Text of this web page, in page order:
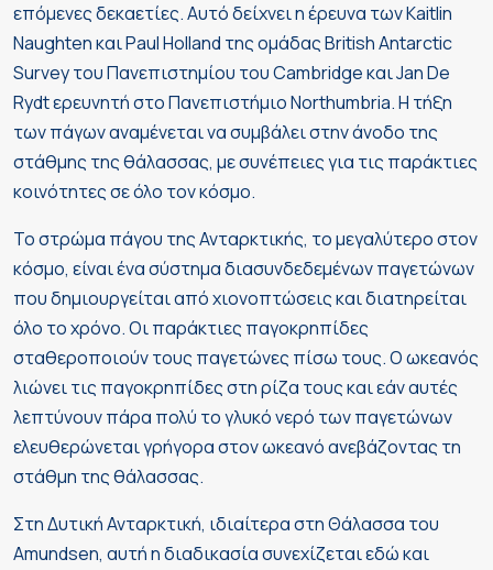
επόμενες δεκαετίες. Αυτό δείχνει η έρευνα των Kaitlin
Naughten και Paul Holland της ομάδας British Antarctic
Survey του Πανεπιστημίου του Cambridge και Jan De
Rydt ερευνητή στο Πανεπιστήμιο Northumbria. Η τήξη
των πάγων αναμένεται να συμβάλει στην άνοδο της
στάθμης της θάλασσας, με συνέπειες για τις παράκτιες
κοινότητες σε όλο τον κόσμο.
Το στρώμα πάγου της Ανταρκτικής, το μεγαλύτερο στον
κόσμο, είναι ένα σύστημα διασυνδεδεμένων παγετώνων
που δημιουργείται από χιονοπτώσεις και διατηρείται
όλο το χρόνο. Οι παράκτιες παγοκρηπίδες
σταθεροποιούν τους παγετώνες πίσω τους. Ο ωκεανός
λιώνει τις παγοκρηπίδες στη ρίζα τους και εάν αυτές
λεπτύνουν πάρα πολύ το γλυκό νερό των παγετώνων
ελευθερώνεται γρήγορα στον ωκεανό ανεβάζοντας τη
στάθμη της θάλασσας.
Στη Δυτική Ανταρκτική, ιδιαίτερα στη Θάλασσα του
Amundsen, αυτή η διαδικασία συνεχίζεται εδώ και